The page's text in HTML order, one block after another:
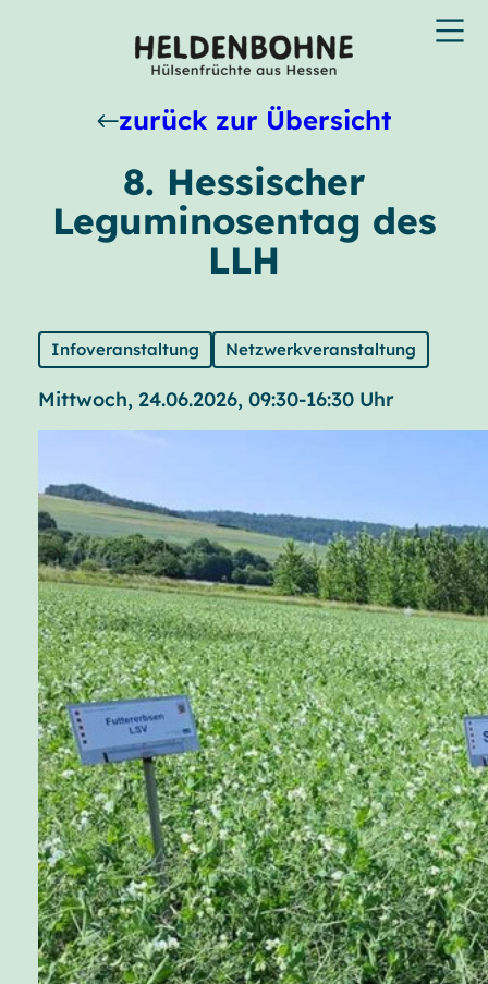
zurück zur Übersicht
8. Hessischer
Leguminosentag des
LLH
Infoveranstaltung Netzwerkveranstaltung
Mittwoch, 24.06.2026, 09:30-16:30 Uhr